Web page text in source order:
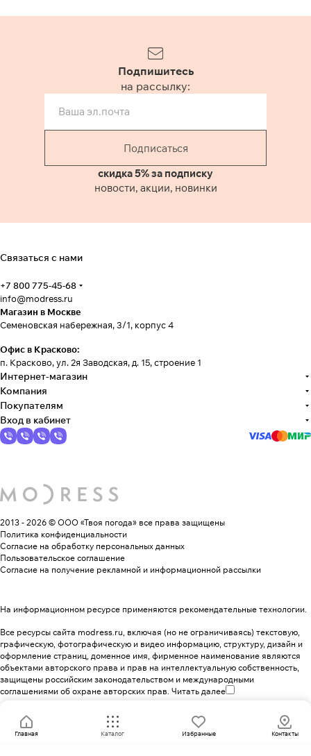
Подпишитесь
на рассылку:
Подписаться
скидка 5% за подписку
новости, акции, новинки
Связаться с нами
+7 800 775-45-68
info@modress.ru
Магазин в Москве
Семеновская набережная, 3/1, корпус 4
Офис в Красково:
п. Красково, ул. 2я Заводская, д. 15, строение 1
Интернет-магазин
Компания
Покупателям
Вход в кабинет
2013 - 2026 © ООО «Твоя погода» все права защищены
Политика конфиденциальности
Согласие на обработку персональных данных
Пользовательское соглашение
Согласие на получение рекламной и информационной рассылки
На информационном ресурсе применяются рекомендательные технологии.
Все ресурсы сайта modress.ru, включая (но не ограничиваясь) текстовую,
графическую, фотографическую и видео информацию, структуру, дизайн и
оформление страниц, доменное имя, фирменное наименование являются
объектами авторского права и прав на интеллектуальную собственность,
защищены российским законодательством и международными
соглашениями об охране авторских прав. Читать далее
Главная Каталог Избранные Контакты